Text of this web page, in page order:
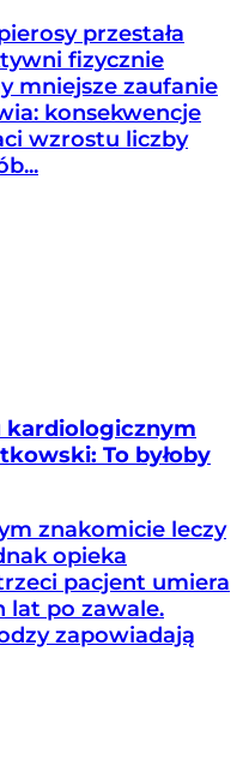
przestała
fizycznie
mniejsze zaufanie
konsekwencje
wzrostu liczby
kardiologicznym
To byłoby
znakomicie leczy
opieka
pacjent umiera
lat po zawale.
zapowiadają